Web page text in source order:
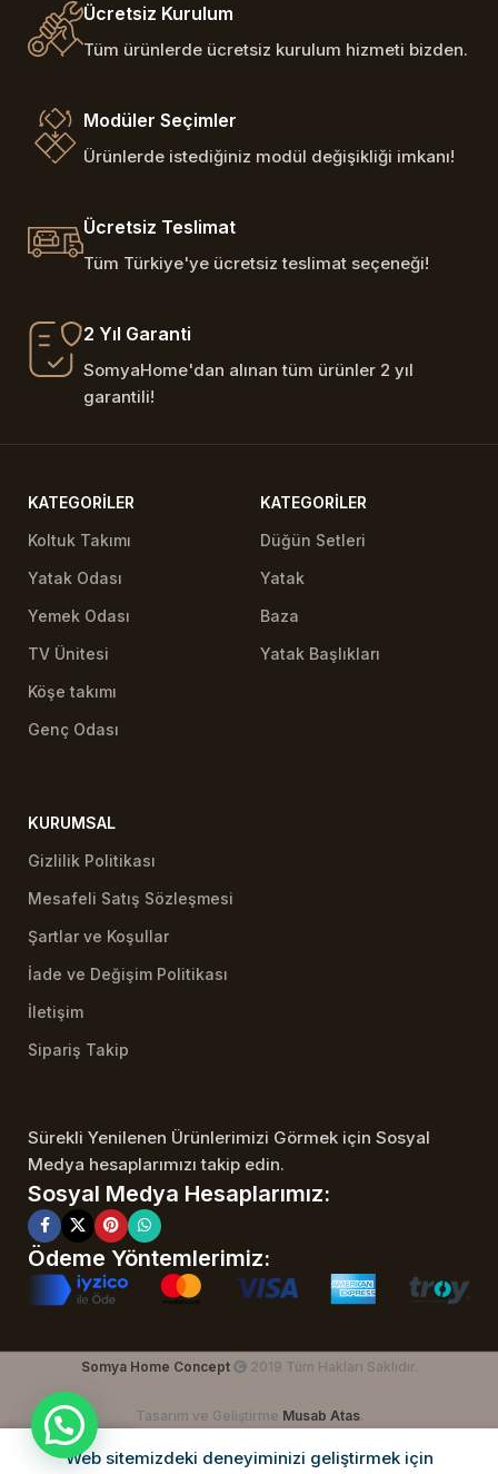
Ücretsiz Kurulum
Tüm ürünlerde ücretsiz kurulum hizmeti bizden.
Modüler Seçimler
Ürünlerde istediğiniz modül değişikliği imkanı!
Ücretsiz Teslimat
Tüm Türkiye'ye ücretsiz teslimat seçeneği!
2 Yıl Garanti
SomyaHome'dan alınan tüm ürünler 2 yıl
garantili!
KATEGORILER
Koltuk Takımı
Yatak Odası
Yemek Odası
TV Ünitesi
Köşe takımı
Genç Odası
KATEGORILER
Düğün Setleri
Yatak
Baza
Yatak Başlıkları
KURUMSAL
Gizlilik Politikası
Mesafeli Satış Sözleşmesi
Şartlar ve Koşullar
İade ve Değişim Politikası
İletişim
Sipariş Takip
Sürekli Yenilenen Ürünlerimizi Görmek için Sosyal
Medya hesaplarımızı takip edin.
Sosyal Medya Hesaplarımız:
Ödeme Yöntemlerimiz:
Somya Home Concept 2019 Tüm Hakları Saklıdır.
Tasarım ve Geliştirme Musab Atas.
Web sitemizdeki deneyiminizi geliştirmek için